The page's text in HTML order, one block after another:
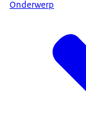
Onderwerp